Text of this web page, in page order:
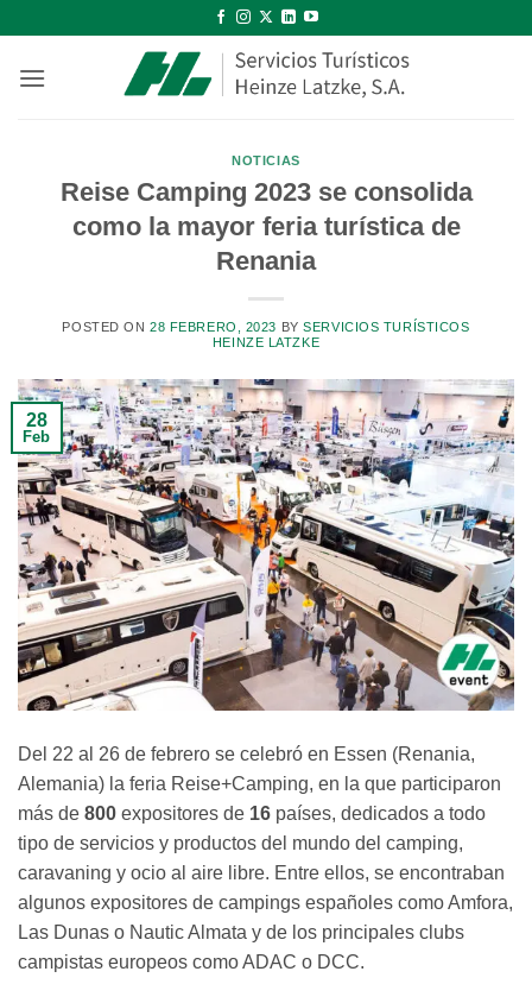
contenido
NOTICIAS
Reise Camping 2023 se consolida
como la mayor feria turística de
Renania
POSTED ON28 FEBRERO, 2023 BYSERVICIOS TURÍSTICOS
HEINZE LATZKE
28
Feb
Del 22 al 26 de febrero se celebró en Essen (Renania,
Alemania) la feria Reise+Camping, en la que participaron
más de 800 expositores de 16 países, dedicados a todo
tipo de servicios y productos del mundo del camping,
caravaning y ocio al aire libre. Entre ellos, se encontraban
algunos expositores de campings españoles como Amfora,
Las Dunas o Nautic Almata y de los principales clubs
campistas europeos como ADAC o DCC.